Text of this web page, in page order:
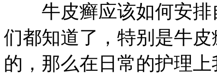
牛皮癣应该如何安排
们都知道了，特别是牛
的，那么在日常的护理